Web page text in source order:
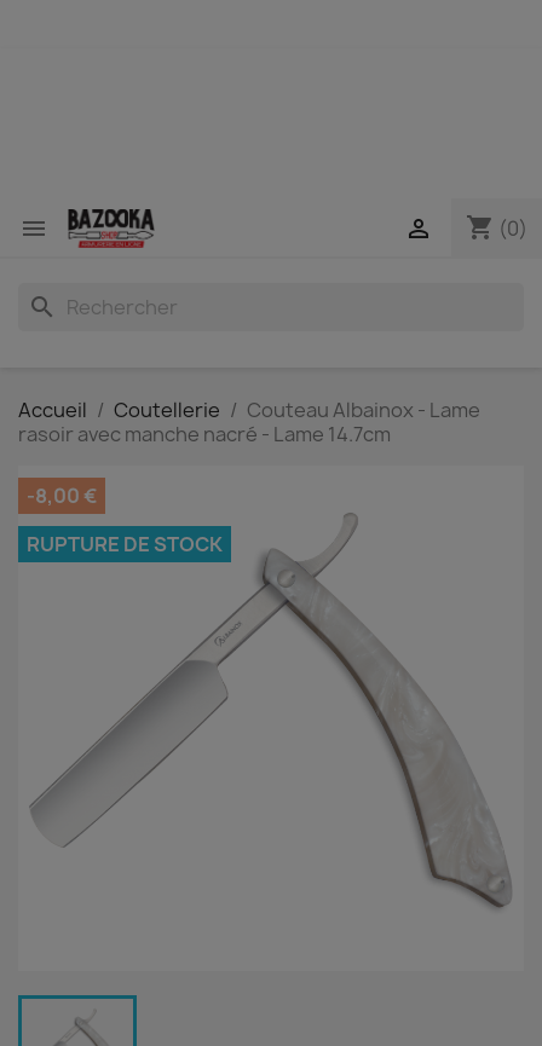
 shopping_cart (0)

search
Accueil Coutellerie
Couteau Albainox - Lame
rasoir avec manche nacré - Lame 14.7cm
-8,00 €
RUPTURE DE STOCK